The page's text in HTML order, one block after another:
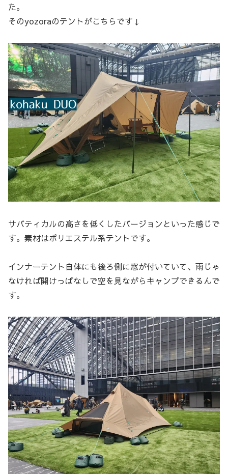
た。
そのyozoraのテントがこちらです↓
サバティカルの高さを低くしたバージョンといった感じで
す。素材はポリエステル系テントです。
インナーテント自体にも後ろ側に窓が付いていて、雨じゃ
なければ開けっぱなしで空を見ながらキャンプできるんで
す。